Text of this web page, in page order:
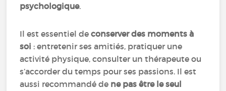
psychologique.
Il est essentiel deconserver des moments à
soi : entretenir ses amitiés, pratiquer une
activité physique, consulter un thérapeute ou
s’accorder du temps pour ses passions. Il est
aussi recommandé de ne pas être le seul